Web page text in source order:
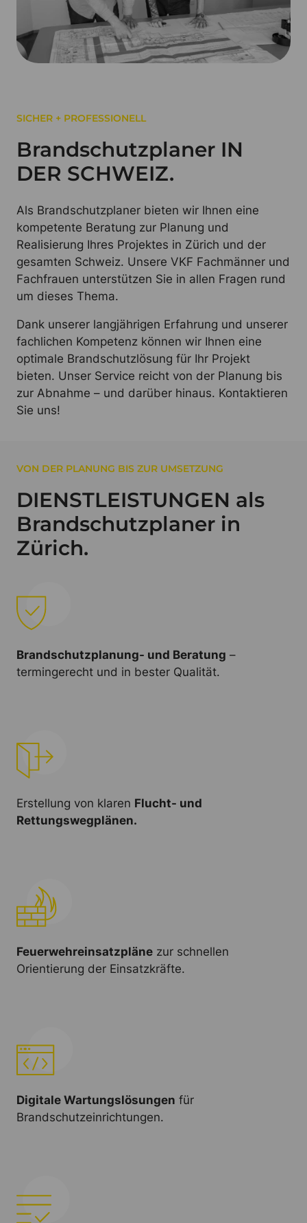
SICHER + PROFESSIONELL
Brandschutzplaner IN
DER SCHWEIZ.
Als Brandschutzplaner bieten wir Ihnen eine
kompetente Beratung zur Planung und
Realisierung Ihres Projektes in Zürich und der
gesamten Schweiz. Unsere VKF Fachmänner und
Fachfrauen unterstützen Sie in allen Fragen rund
um dieses Thema.
Dank unserer langjährigen Erfahrung und unserer
fachlichen Kompetenz können wir Ihnen eine
optimale Brandschutzlösung für Ihr Projekt
bieten. Unser Service reicht von der Planung bis
zur Abnahme – und darüber hinaus. Kontaktieren
Sie uns!
VON DER PLANUNG BIS ZUR UMSETZUNG
DIENSTLEISTUNGEN als
Brandschutzplaner in
Zürich.
Brandschutzplanung- und Beratung –
termingerecht und in bester Qualität.
Erstellung von klaren Flucht- und
Rettungswegplänen.
Feuerwehreinsatzpläne zur schnellen
Orientierung der Einsatzkräfte.
Digitale Wartungslösungen für
Brandschutzeinrichtungen.